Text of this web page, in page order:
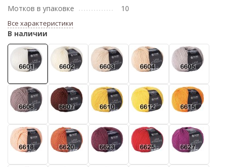
Мотков в упаковке
10
Все характеристики
В наличии